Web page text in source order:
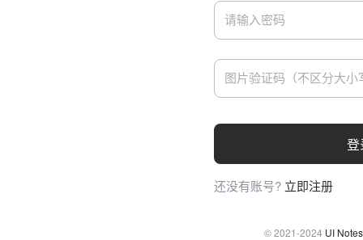
登
还没有账号? 立即注册
© 2021-2024 UI Notes